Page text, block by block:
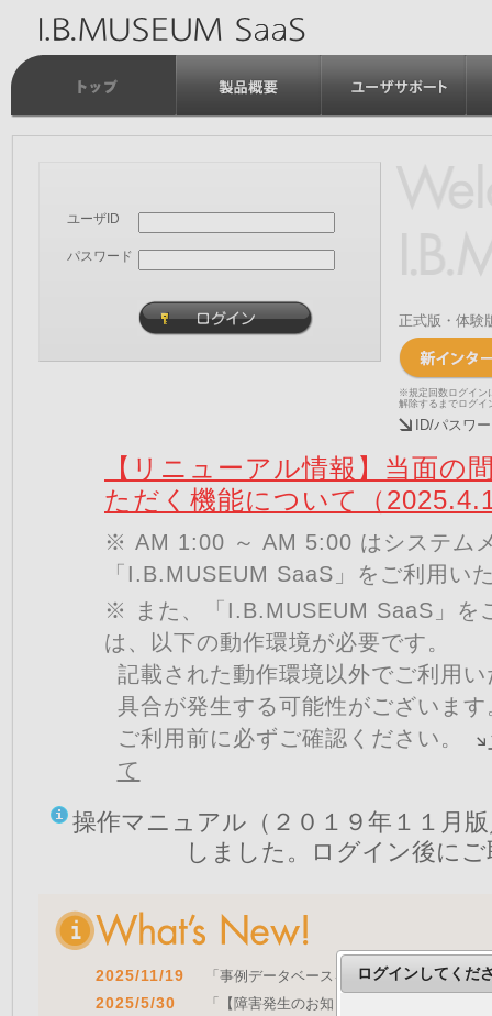
ユーザID
パスワード
正式版・体験
※規定回数ログイン
解除するまでログイ
ID/パスワ
【リニューアル情報】当面の
ただく機能について（
※ AM 1:00 ～ AM 5:00 はシステム
「I.B.MUSEUM SaaS」をご利用い
※ また、「I.B.MUSEUM SaaS」を
は、以下の動作環境が必要です。
記載された動作環境以外でご利用
具合が発生する可能性がございます
ご利用前に必ずご確認ください。
て
操作マニュアル（２０１９年１１月
しました。ログイン後に
2025/11/19 「事例データベースを公開しました」 をア
2025/5/30 「【障害発生のお知らせ｜復旧済み】Web
ログインしてくだ